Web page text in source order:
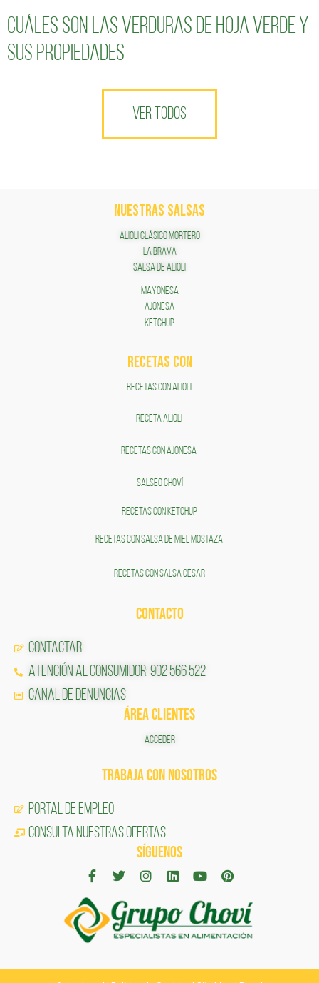
Cuáles son las verduras de hoja verde y
sus propiedades
VER TODOS
NUESTRAS SALSAS
ALIOLI CLÁSICO MORTERO
LA BRAVA
SALSA DE ALIOLI
MAYONESA
AJONESA
KETCHUP
RECETAS COn
RECETAS CON ALIOLI
RECETA ALIOLI
RECETAS CON AJONESA
SALSEO CHOVÍ
RECETAS CON KETCHUP
RECETAS CON SALSA DE MIEL MOSTAZA
RECETAS CON SALSA CÉSAR
CONTACTO
Contactar
Atención al Consumidor: 902 566 522
Canal de Denuncias
ÁREA CLIENTES
ACCEDER
TRABAJA CON NOSOTROS
Portal de Empleo
CONSULTA NUESTRAS OFERTAS
SÍGUENOS